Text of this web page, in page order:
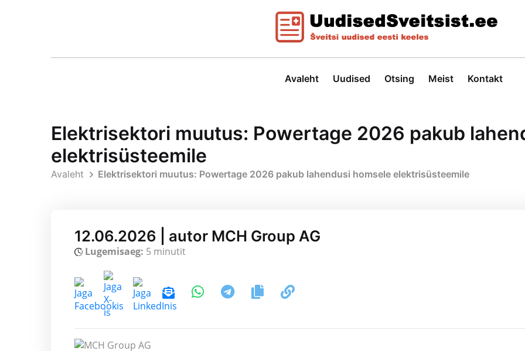
Avaleht Uudised Otsing Meist Kontakt
Elektrisektori muutus: Powertage 2026 pakub
elektrisüsteemile
Avaleht Elektrisektori muutus: Powertage 2026 pakub lahendusi homsele elektrisüsteemile
12.06.2026 | autor MCH Group AG
Lugemisaeg: 5 minutit